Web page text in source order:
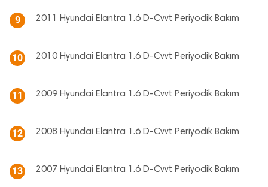
9 2011 Hyundai Elantra 1.6 D-Cvvt Periyodik Bakım
10 2010 Hyundai Elantra 1.6 D-Cvvt Periyodik Bakım
11 2009 Hyundai Elantra 1.6 D-Cvvt Periyodik Bakım
12 2008 Hyundai Elantra 1.6 D-Cvvt Periyodik Bakım
13 2007 Hyundai Elantra 1.6 D-Cvvt Periyodik Bakım